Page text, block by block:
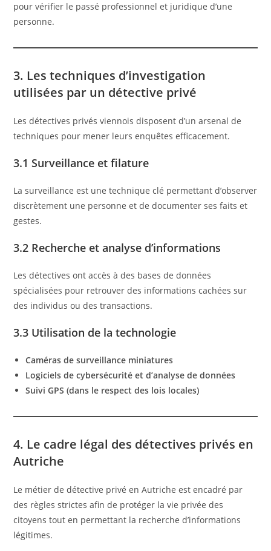
pour vérifier le passé professionnel et juridique d’une
personne.
3. Les techniques d’investigation
utilisées par un détective privé
Les détectives privés viennois disposent d’un arsenal de
techniques pour mener leurs enquêtes efficacement.
3.1 Surveillance et filature
La surveillance est une technique clé permettant d’observer
discrètement une personne et de documenter ses faits et
gestes.
3.2 Recherche et analyse d’informations
Les détectives ont accès à des bases de données
spécialisées pour retrouver des informations cachées sur
des individus ou des transactions.
3.3 Utilisation de la technologie
Caméras de surveillance miniatures
Logiciels de cybersécurité et d’analyse de données
Suivi GPS (dans le respect des lois locales)
4. Le cadre légal des détectives privés en
Autriche
Le métier de détective privé en Autriche est encadré par
des règles strictes afin de protéger la vie privée des
citoyens tout en permettant la recherche d’informations
légitimes.